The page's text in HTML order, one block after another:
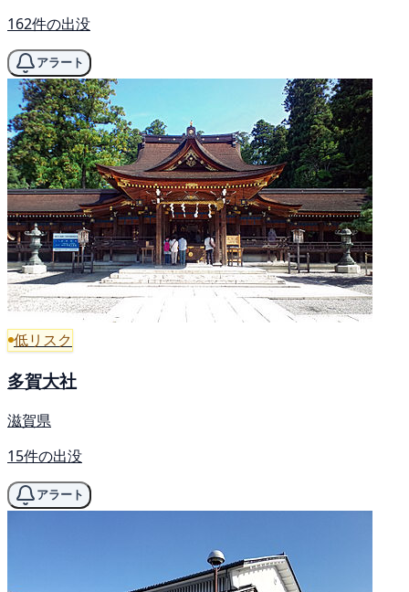
162件の出没
アラート
低リスク
多賀大社
滋賀県
15件の出没
アラート